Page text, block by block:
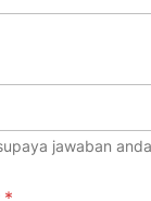
jawaban